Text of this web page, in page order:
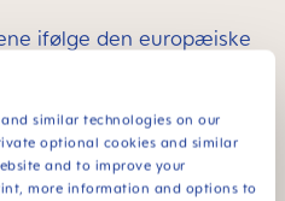
similar technologies on our
optional cookies and similar
and to improve your
more information and options to
ifølge den europæiske